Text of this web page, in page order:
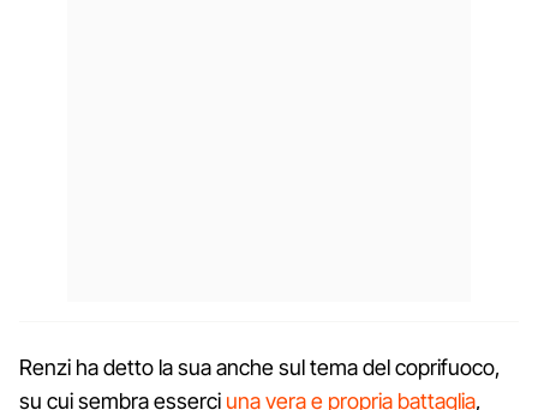
Renzi ha detto la sua anche sul tema del coprifuoco,
su cui sembra esserci una vera e propria battaglia,